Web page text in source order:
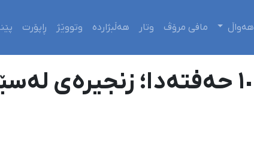
هەواڵ مافی مرۆڤ وتار هەڵبژاردە وتووێژ ڕاپۆرت
١٧ لەسێدارەدان لە ١٠ حەفتەدا؛